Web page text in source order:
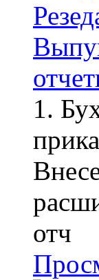
1.
отч